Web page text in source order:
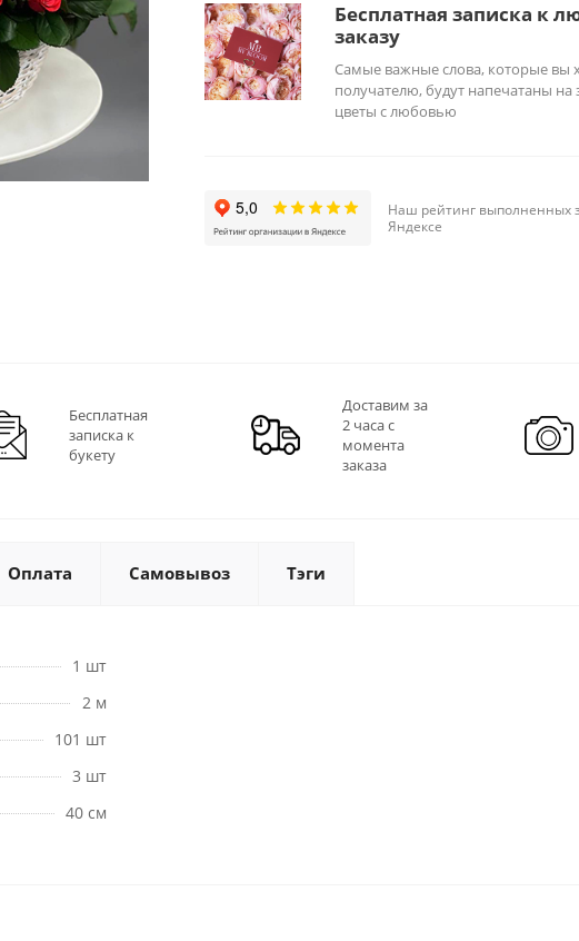
Бесплатная записка к
заказу
Самые важные слова, которые вы
получателю, будут напечатаны на
цветы с любовью
Наш рейтинг выполненных
Яндексе
Бесплатная
записка к
букету
Доставим за
2 часа с
момента
заказа
Оплата Самовывоз Тэги
1 шт
2 м
101 шт
3 шт
40 см